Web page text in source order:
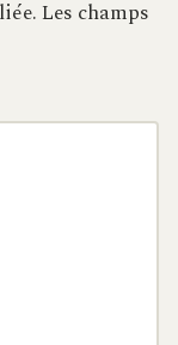
Les champs